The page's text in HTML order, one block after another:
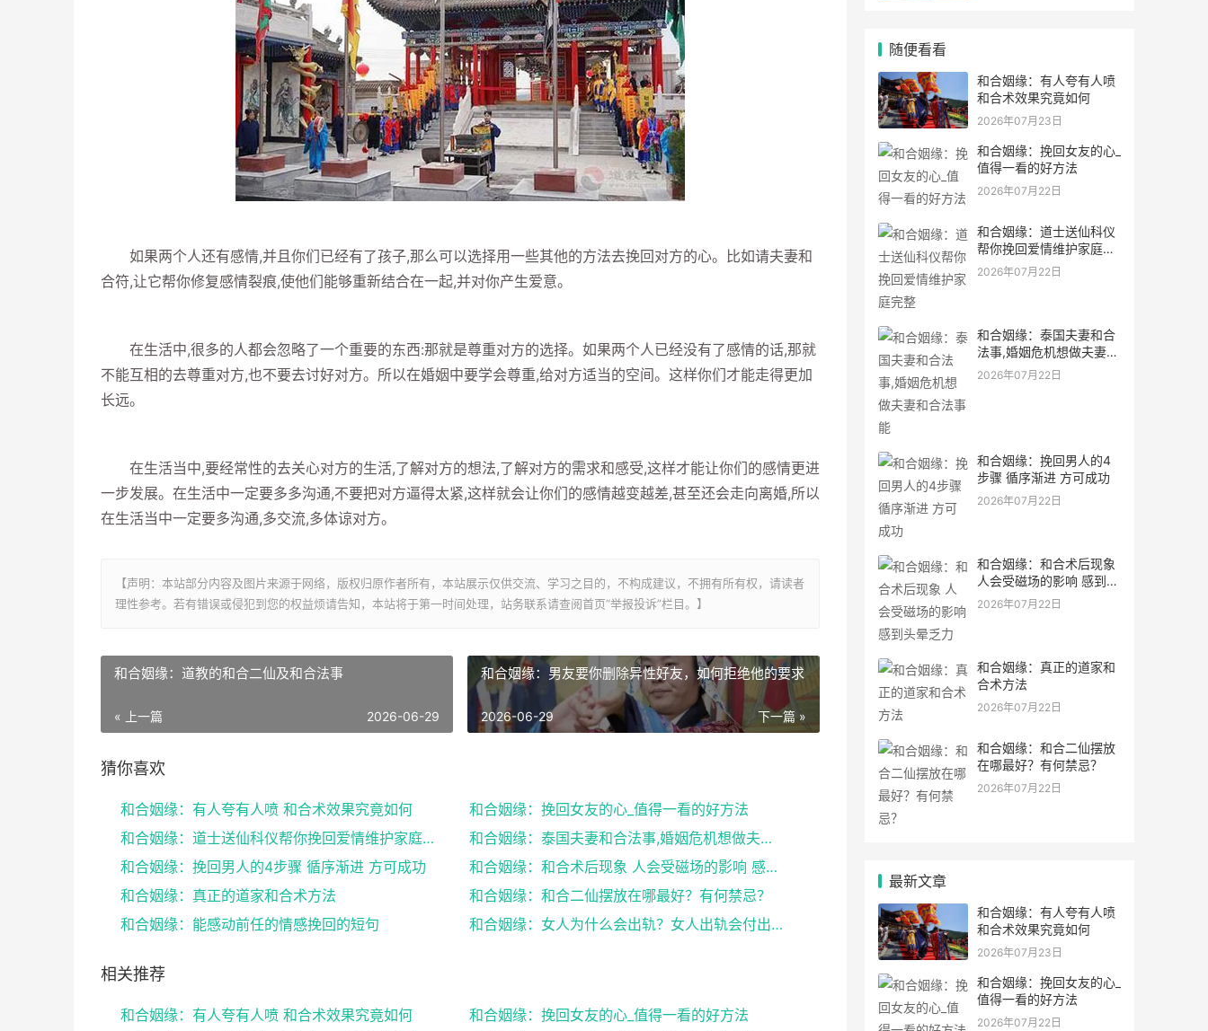
如果两个人还有感情,并且你们已经有了孩子,那么可以选择用一些其他的方法去挽回对方的心。比如请夫妻和
合符,让它帮你修复感情裂痕,使他们能够重新结合在一起,并对你产生爱意。
在生活中,很多的人都会忽略了一个重要的东西:那就是尊重对方的选择。如果两个人已经没有了感情的话,那就
不能互相的去尊重对方,也不要去讨好对方。所以在婚姻中要学会尊重,给对方适当的空间。这样你们才能走得更加
长远。
在生活当中,要经常性的去关心对方的生活,了解对方的想法,了解对方的需求和感受,这样才能让你们的感情更进
一步发展。在生活中一定要多多沟通,不要把对方逼得太紧,这样就会让你们的感情越变越差,甚至还会走向离婚,所以
在生活当中一定要多沟通,多交流,多体谅对方。
【声明：本站部分内容及图片来源于网络，版权归原作者所有，本站展示仅供交流、学习之目的，不构成建议，不拥有所有权，请读者
理性参考。若有错误或侵犯到您的权益烦请告知，本站将于第一时间处理，站务联系请查阅首页“举报投诉”栏目。】
和合姻缘：道教的和合二仙及和合法事
« 上一篇 2026-06-29
和合姻缘：男友要你删除异性好友，如何拒绝他的要求
下一篇 »
2026-06-29
猜你喜欢
和合姻缘：有人夸有人喷 和合术效果究竟如何
和合姻缘：挽回女友的心_值得一看的好方法
和合姻缘：道士送仙科仪帮你挽回爱情维护家庭完整
和合姻缘：泰国夫妻和合法事,婚姻危机想做夫妻和合法...
和合姻缘：挽回男人的4步骤 循序渐进 方可成功
和合姻缘：和合术后现象 人会受磁场的影响 感到头晕...
和合姻缘：真正的道家和合术方法
和合姻缘：和合二仙摆放在哪最好？有何禁忌？
和合姻缘：能感动前任的情感挽回的短句
和合姻缘：女人为什么会出轨？女人出轨会付出感情吗？
相关推荐
和合姻缘：有人夸有人喷 和合术效果究竟如何
和合姻缘：挽回女友的心_值得一看的好方法
随便看看
和合姻缘：有人夸有人喷
和合术效果究竟如何
2026年07月23日
和合姻缘：挽回女友的心_
值得一看的好方法
2026年07月22日
和合姻缘：道士送仙科仪
帮你挽回爱情维护家庭完
整
2026年07月22日
和合姻缘：泰国夫妻和合
法事,婚姻危机想做夫妻和
合法事能
2026年07月22日
和合姻缘：挽回男人的4
步骤 循序渐进 方可成功
2026年07月22日
和合姻缘：和合术后现象
人会受磁场的影响 感到头
晕乏力
2026年07月22日
和合姻缘：真正的道家和
合术方法
2026年07月22日
和合姻缘：和合二仙摆放
在哪最好？有何禁忌？
2026年07月22日
最新文章
和合姻缘：有人夸有人喷
和合术效果究竟如何
2026年07月23日
和合姻缘：挽回女友的心_
值得一看的好方法
2026年07月22日